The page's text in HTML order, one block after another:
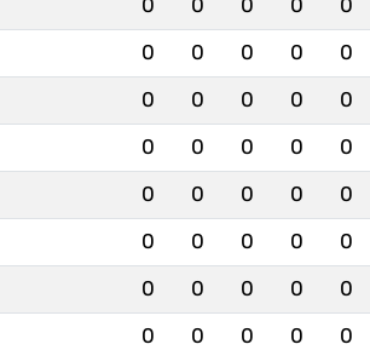
0 0 0 0 0
0 0 0 0 0
0 0 0 0 0
0 0 0 0 0
0 0 0 0 0
0 0 0 0 0
0 0 0 0 0
0 0 0 0 0